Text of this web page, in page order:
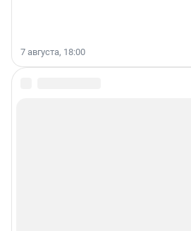
7 августа, 18:00